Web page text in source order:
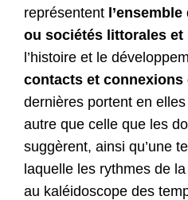
représentent
ou sociétés littorales et
l’histoire et le
contacts et connexions
dernières portent en
autre que celle que les
suggèrent, ainsi qu’une
laquelle les rythmes de
au kaléidoscope des